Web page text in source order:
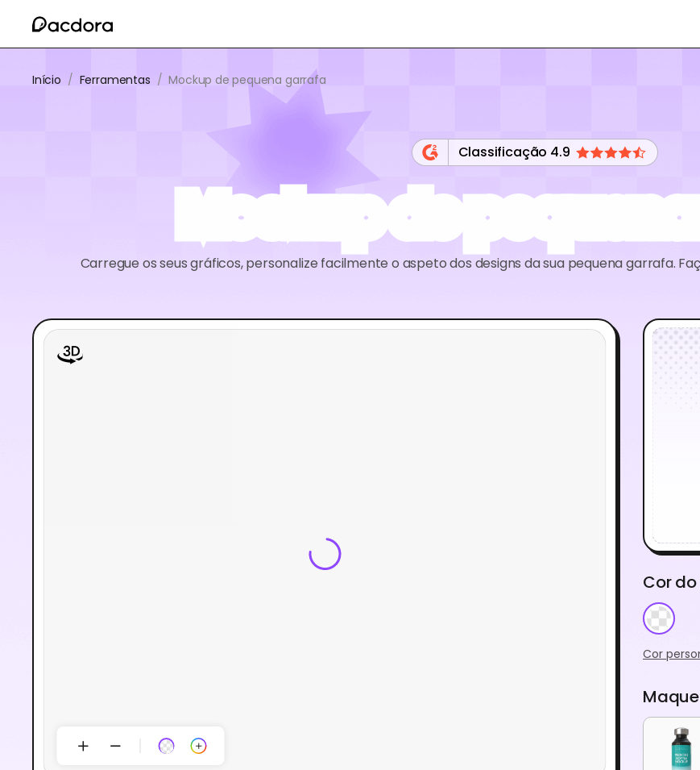
Início / Ferramentas / Mockup de pequena garrafa
Classificação 4.9
Mockup de
Carregue os seus gráficos, personalize facilmente o aspeto dos designs da sua pequena garrafa.
Cor
Cor